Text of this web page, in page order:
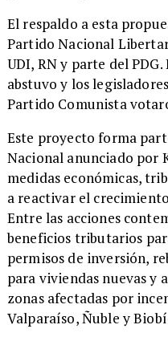
El respaldo a esta
Partido Nacional
UDI, RN y parte del
abstuvo y los
Partido Comunista
Este proyecto forma
Nacional anunciado por
medidas económicas,
a reactivar el
Entre las acciones
beneficios tributarios
permisos de inversión,
para viviendas nuevas y
zonas afectadas por
Valparaíso, Ñuble y